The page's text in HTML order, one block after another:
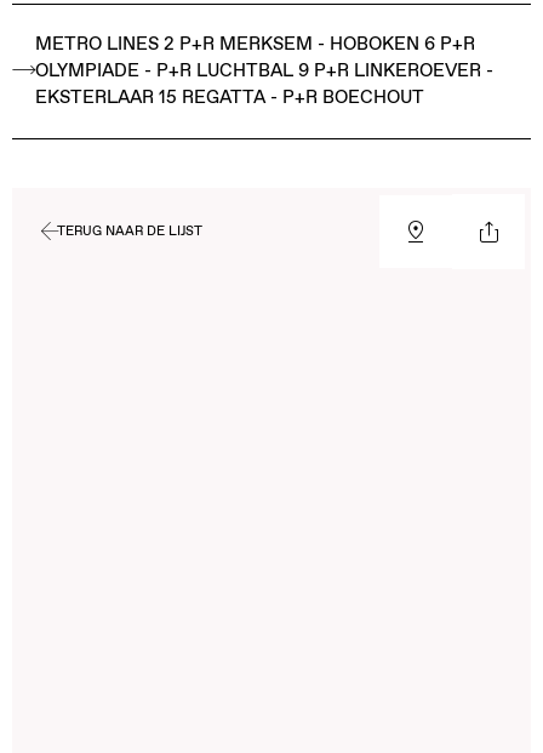
METRO LINES 2 P+R MERKSEM - HOBOKEN 6 P+R
OLYMPIADE - P+R LUCHTBAL 9 P+R LINKEROEVER -
EKSTERLAAR 15 REGATTA - P+R BOECHOUT
TERUG NAAR DE LIJST